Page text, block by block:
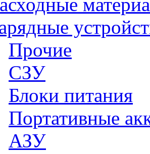
Прочие
СЗУ
Блоки питания
Портативные
АЗУ